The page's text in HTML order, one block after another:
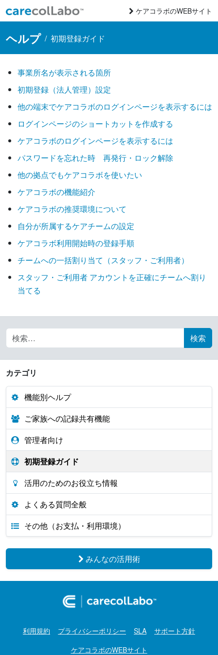
コンテンツへスキップ
Main Navigation ケアコラボのWEBサイト
ヘルプ / 初期登録ガイド
Search for:
カテゴリ
機能別ヘルプ
ご家族への記録共有機能
管理者向け
初期登録ガイド
活用のためのお役立ち情報
よくある質問全般
その他（お支払・利用環境）
みんなの活用術
事業所名が表示される箇所
初期登録（法人管理）設定
他の端末でケアコラボのログインページを表示するには
ログインページのショートカットを作成する
ケアコラボのログインページを表示するには
パスワードを忘れた時 再発行・ロック解除
他の拠点でもケアコラボを使いたい
ケアコラボの機能紹介
ケアコラボの推奨環境について
自分が所属するケアチームの設定
ケアコラボ利用開始時の登録手順
チームへの一括割り当て（スタッフ・ご利用者）
スタッフ・ご利用者 アカウントを正確にチームへ割り
当てる
利用規約 プライバシーポリシー SLA
サポート方針
ケアコラボのWEBサイト